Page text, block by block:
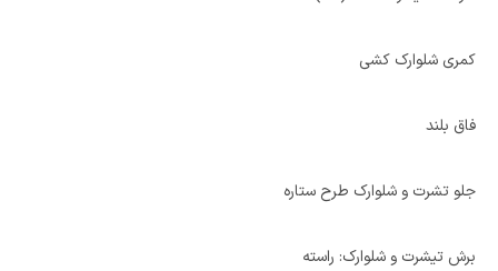
کمری شلوارک کشی
فاق بلند
جلو تشرت و شلوارک طرح ستاره
برش تیشرت و شلوارک: راسته